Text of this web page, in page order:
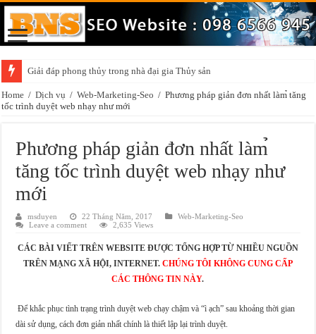
Giải đáp phong thủy trong nhà đại gia Thủy sản
Home / Dịch vụ / Web-Marketing-Seo / Phương pháp giản đơn nhất làm̉ tăng
tốc trình duyệt web nhạy như mới
Phương pháp giản đơn nhất làm̉
tăng tốc trình duyệt web nhạy như
mới
msduyen 22 Tháng Năm, 2017
Web-Marketing-Seo
Leave a comment
2,635 Views
CÁC BÀI VIẾT TRÊN WEBSITE ĐƯỢC TỔNG HỢP TỪ NHIỀU NGUỒN
TRÊN MẠNG XÃ HỘI, INTERNET. CHÚNG TÔI KHÔNG CUNG CẤP
CÁC THÔNG TIN NÀY.
Để khắc phục tình trạng trình duyệt web chạy chậm và “ì ạch” sau khoảng thời gian
dài sử dụng, cách đơn giản nhất chính là thiết lập lại trình duyệt.